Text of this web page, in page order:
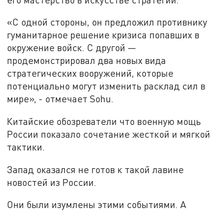
«С одной стороны, он предложил противнику
гуманитарное решение кризиса попавших в
окружение войск. С другой —
продемонстрировал два новых вида
стратегических вооружений, которые
потенциально могут изменить расклад сил в
мире», - отмечает Sohu.
Китайские обозреватели что военную мощь
России показало сочетание жесткой и мягкой
тактики.
Запад оказался не готов к такой лавине
новостей из России.
Они были изумлены этими событиями. А